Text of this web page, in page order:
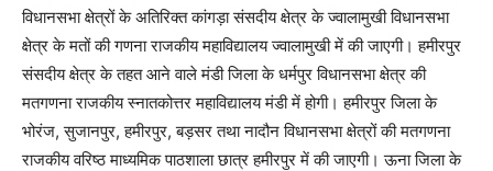
विधानसभा क्षेत्रों के अतिरिक्त कांगड़ा संसदीय क्षेत्र के ज्वालामुखी विधानसभा
क्षेत्र के मतों की गणना राजकीय महाविद्यालय ज्वालामुखी में की जाएगी। हमीरपुर
संसदीय क्षेत्र के तहत आने वाले मंडी जिला के धर्मपुर विधानसभा क्षेत्र की
मतगणना राजकीय स्नातकोत्तर महाविद्यालय मंडी में होगी। हमीरपुर जिला के
भोरंज, सुजानपुर, हमीरपुर, बड़सर तथा नादौन विधानसभा क्षेत्रों की मतगणना
राजकीय वरिष्ठ माध्यमिक पाठशाला छात्र हमीरपुर में की जाएगी। ऊना जिला के